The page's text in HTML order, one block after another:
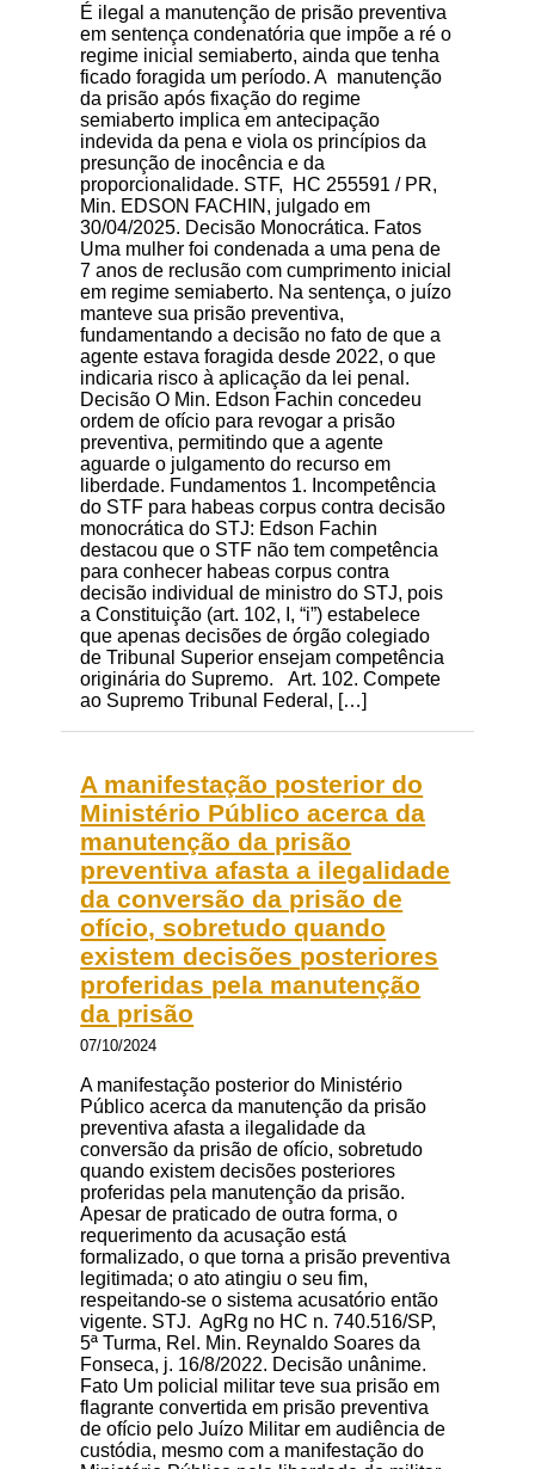
É ilegal a manutenção de prisão preventiva
em sentença condenatória que impõe a ré o
regime inicial semiaberto, ainda que tenha
ficado foragida um período. A manutenção
da prisão após fixação do regime
semiaberto implica em antecipação
indevida da pena e viola os princípios da
presunção de inocência e da
proporcionalidade. STF, HC 255591 / PR,
Min. EDSON FACHIN, julgado em
30/04/2025. Decisão Monocrática. Fatos
Uma mulher foi condenada a uma pena de
7 anos de reclusão com cumprimento inicial
em regime semiaberto. Na sentença, o juízo
manteve sua prisão preventiva,
fundamentando a decisão no fato de que a
agente estava foragida desde 2022, o que
indicaria risco à aplicação da lei penal.
Decisão O Min. Edson Fachin concedeu
ordem de ofício para revogar a prisão
preventiva, permitindo que a agente
aguarde o julgamento do recurso em
liberdade. Fundamentos 1. Incompetência
do STF para habeas corpus contra decisão
monocrática do STJ: Edson Fachin
destacou que o STF não tem competência
para conhecer habeas corpus contra
decisão individual de ministro do STJ, pois
a Constituição (art. 102, I, “i”) estabelece
que apenas decisões de órgão colegiado
de Tribunal Superior ensejam competência
originária do Supremo. Art. 102. Compete
ao Supremo Tribunal Federal, […]
A manifestação posterior do
Ministério Público acerca da
manutenção da prisão
preventiva afasta a ilegalidade
da conversão da prisão de
ofício, sobretudo quando
existem decisões posteriores
proferidas pela manutenção
da prisão
07/10/2024
A manifestação posterior do Ministério
Público acerca da manutenção da prisão
preventiva afasta a ilegalidade da
conversão da prisão de ofício, sobretudo
quando existem decisões posteriores
proferidas pela manutenção da prisão.
Apesar de praticado de outra forma, o
requerimento da acusação está
formalizado, o que torna a prisão preventiva
legitimada; o ato atingiu o seu fim,
respeitando-se o sistema acusatório então
vigente. STJ. AgRg no HC n. 740.516/SP,
5ª Turma, Rel. Min. Reynaldo Soares da
Fonseca, j. 16/8/2022. Decisão unânime.
Fato Um policial militar teve sua prisão em
flagrante convertida em prisão preventiva
de ofício pelo Juízo Militar em audiência de
custódia, mesmo com a manifestação do